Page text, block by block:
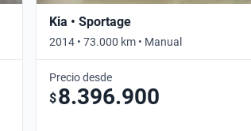
Kia • Sportage
2014 • 73.000 km • Manual
Precio desde
$8.396.900